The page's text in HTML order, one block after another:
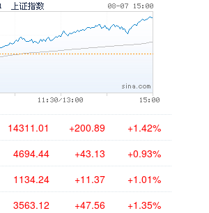
14311.01 +200.89 +1.42%
4694.44 +43.13 +0.93%
1134.24 +11.37 +1.01%
3563.12 +47.56 +1.35%